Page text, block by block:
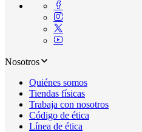
Nosotros
Quiénes somos
Tiendas físicas
Trabaja con nosotros
Código de ética
Línea de ética